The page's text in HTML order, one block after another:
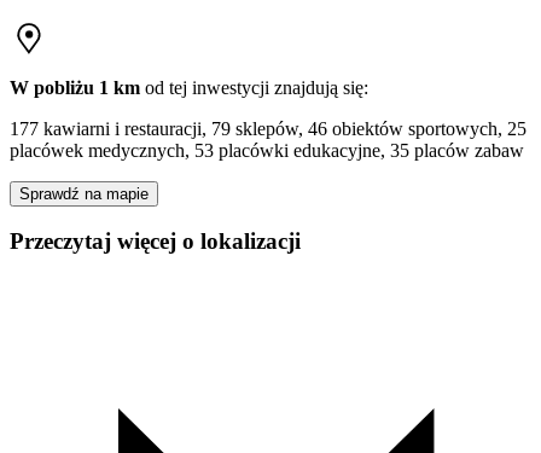
W pobliżu 1 km od tej inwestycji znajdują się:
177 kawiarni i restauracji, 79 sklepów, 46 obiektów sportowych, 25
placówek medycznych, 53 placówki edukacyjne, 35 placów zabaw
Sprawdź na mapie
Przeczytaj więcej o lokalizacji